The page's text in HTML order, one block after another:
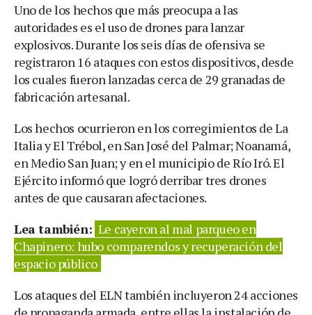
Uno de los hechos que más preocupa a las
autoridades es el uso de drones para lanzar
explosivos. Durante los seis días de ofensiva se
registraron 16 ataques con estos dispositivos, desde
los cuales fueron lanzadas cerca de 29 granadas de
fabricación artesanal.
Los hechos ocurrieron en los corregimientos de La
Italia y El Trébol, en San José del Palmar; Noanamá,
en Medio San Juan; y en el municipio de Río Iró. El
Ejército informó que logró derribar tres drones
antes de que causaran afectaciones.
Lea también: Le cayeron al mal parqueo en
Chapinero: hubo comparendos y recuperación del
espacio público
Los ataques del ELN también incluyeron 24 acciones